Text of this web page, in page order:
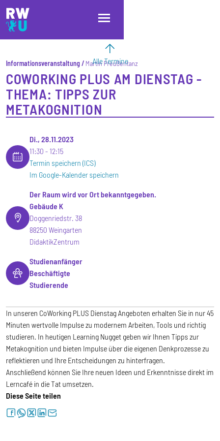
Direkt zum Inhalt
Direkt zur Hauptnavigation
Direkt zum Fußbereich
Alle Termine
Informationsveranstaltung Martin Preußentanz
COWORKING PLUS AM DIENSTAG -
THEMA: TIPPS ZUR
METAKOGNITION
Di., 28.11.2023
11:30
12:15
Termin speichern (ICS)
Im Google-Kalender speichern
Der Raum wird vor Ort bekanntgegeben.
Gebäude K
Doggenriedstr. 38
88250 Weingarten
DidaktikZentrum
Studienanfänger
Beschäftigte
Studierende
In unseren CoWorking PLUS Dienstag Angeboten erhalten Sie in nur 45
Minuten wertvolle Impulse zu modernem Arbeiten, Tools und richtig
studieren. In heutigen Learning Nugget geben wir Ihnen Tipps zur
Metakognition und bieten Impulse über die eigenen Denkprozesse zu
reflektieren und Ihre Entscheidungen zu hinterfragen.
Anschließend können Sie Ihre neuen Ideen und Erkenntnisse direkt im
Lerncafé in die Tat umsetzen.
Diese Seite teilen
facebookwhatsapptwitterlinkedinletter